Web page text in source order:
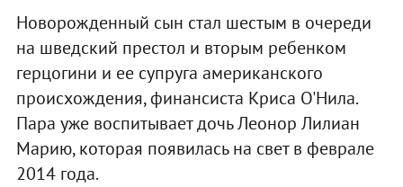
Новорожденный сын стал шестым в очереди
на шведский престол и вторым ребенком
герцогини и ее супруга американского
происхождения, финансиста Криса О'Нила.
Пара уже воспитывает дочь Леонор Лилиан
Марию, которая появилась на свет в феврале
2014 года.